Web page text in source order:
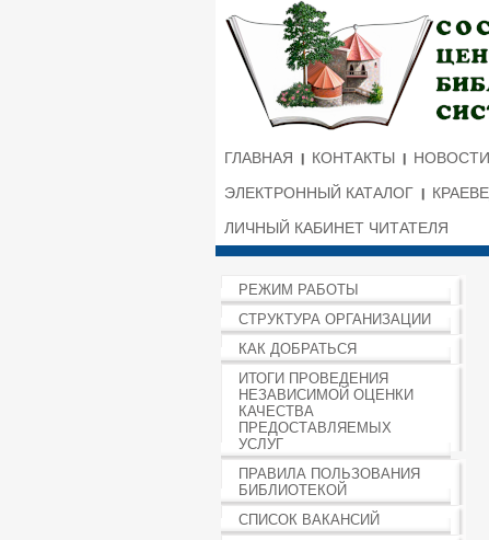
ГЛАВНАЯ КОНТАКТЫ НОВОСТИ
ЭЛЕКТРОННЫЙ КАТАЛОГ
ЛИЧНЫЙ КАБИНЕТ ЧИТАТЕЛЯ
РЕЖИМ РАБОТЫ
СТРУКТУРА ОРГАНИЗАЦИИ
КАК ДОБРАТЬСЯ
ИТОГИ ПРОВЕДЕНИЯ
НЕЗАВИСИМОЙ ОЦЕНКИ
КАЧЕСТВА
ПРЕДОСТАВЛЯЕМЫХ
УСЛУГ
ПРАВИЛА ПОЛЬЗОВАНИЯ
БИБЛИОТЕКОЙ
СПИСОК ВАКАНСИЙ